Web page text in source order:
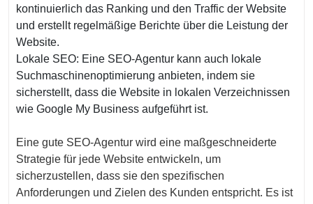
kontinuierlich das Ranking und den Traffic der Website
und erstellt regelmäßige Berichte über die Leistung der
Website.
Lokale SEO: Eine SEO-Agentur kann auch lokale
Suchmaschinenoptimierung anbieten, indem sie
sicherstellt, dass die Website in lokalen Verzeichnissen
wie Google My Business aufgeführt ist.
Eine gute SEO-Agentur wird eine maßgeschneiderte
Strategie für jede Website entwickeln, um
sicherzustellen, dass sie den spezifischen
Anforderungen und Zielen des Kunden entspricht. Es ist